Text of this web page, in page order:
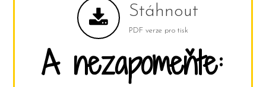
Stáhnout
PDF verze pro tisk
A nezapomeňte: